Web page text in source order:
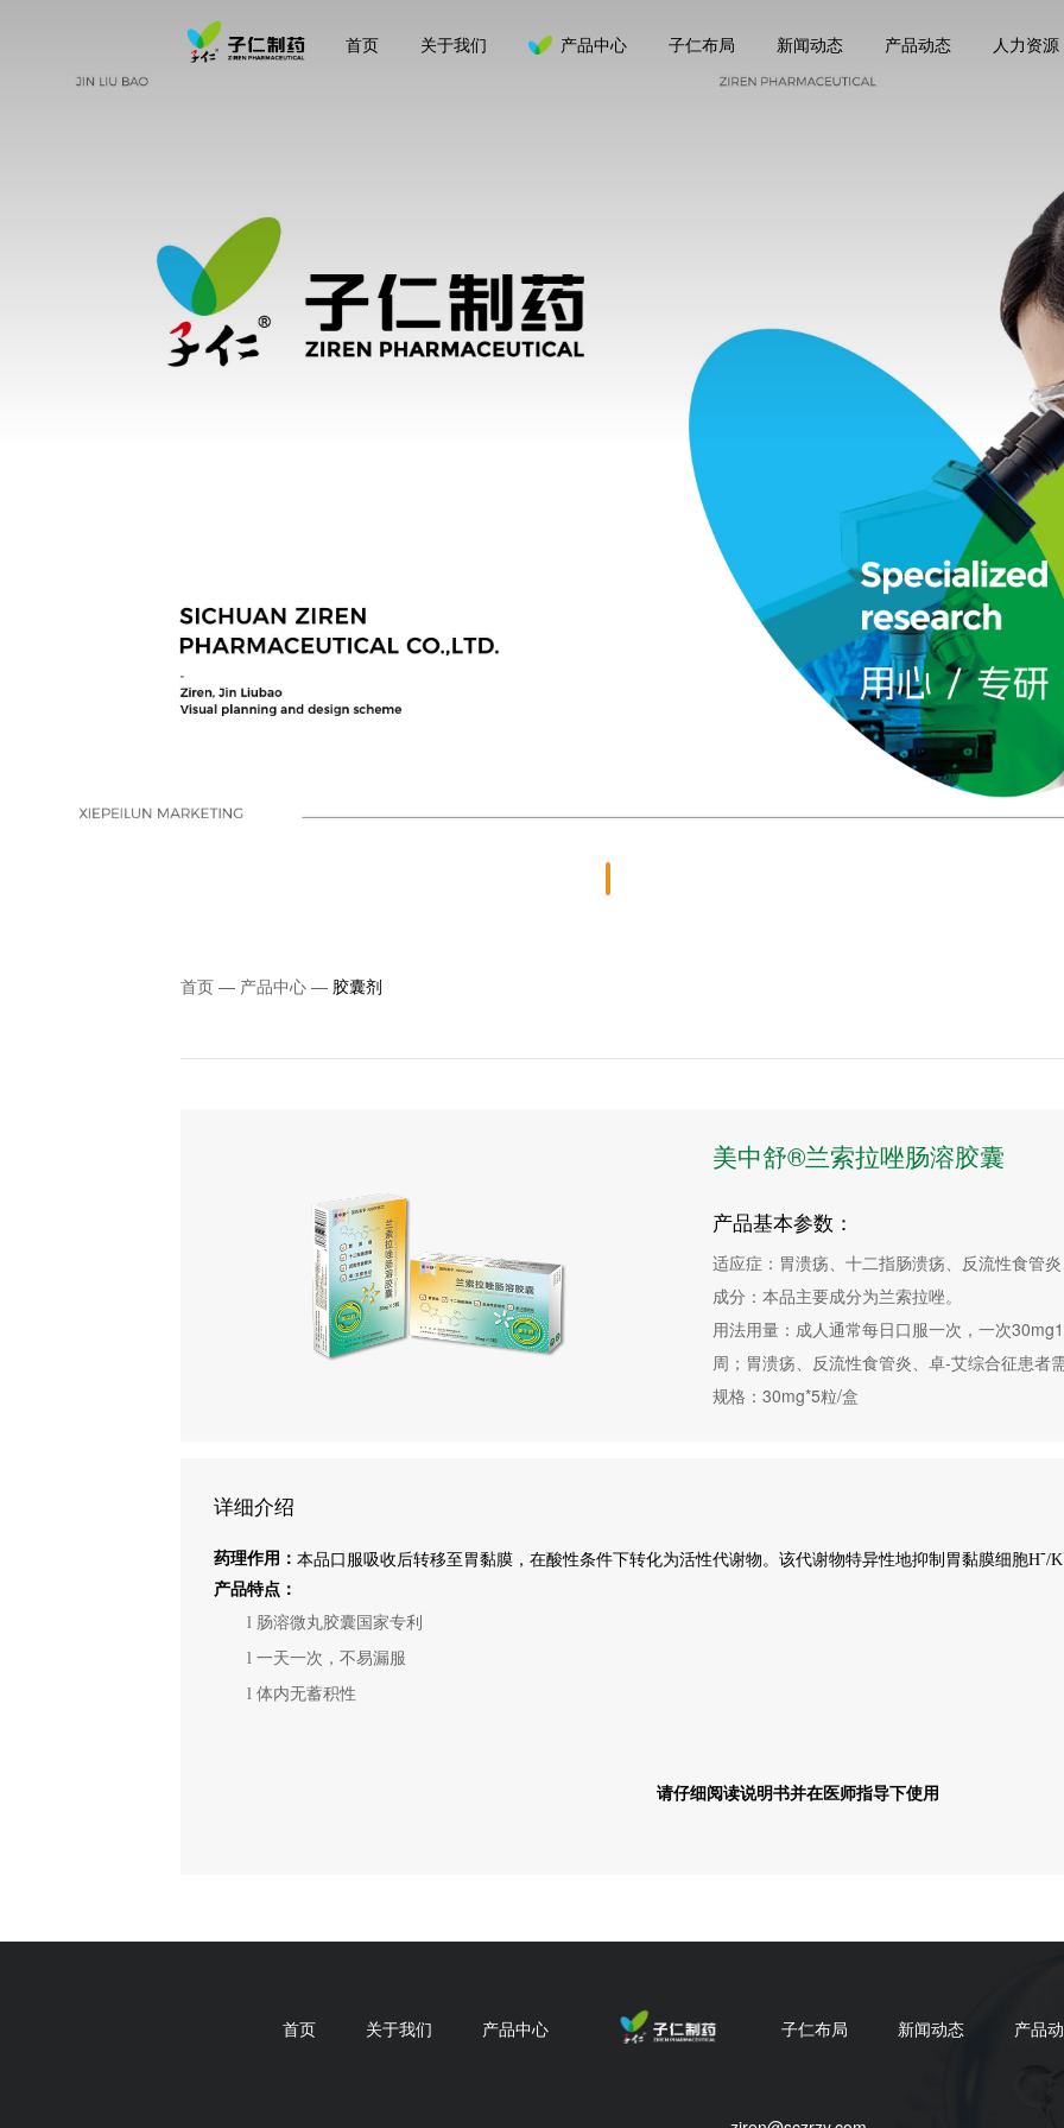
首页 关于我们 产品中心 子仁布局 新闻动态 产品动态 人力资源
首页 — 产品中心 — 胶囊剂
美中舒®兰索拉唑肠溶胶囊
产品基本参数：
适应症：胃溃疡、十二指肠溃疡、反流性食管
成分：本品主要成分为兰索拉唑。
用法用量：成人通常每日口服一次，一次
周；胃溃疡、反流性食管炎、卓-艾综合征患者
详细介绍
药理作用： 本品口服吸收后转移至胃黏膜，在酸性条件下转化为活性代谢物。该代谢物特异性地抑制胃黏膜细胞H-/K
产品特点：
l 肠溶微丸胶囊国家专利
l 一天一次，不易漏服
l 体内无蓄积性
请仔细阅读说明书并在医师指导下使用
首页 关于我们 产品中心 子仁布局 新闻动态 产品